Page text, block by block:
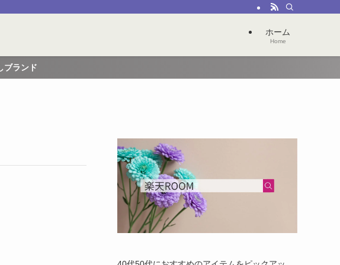
ホーム
Home
ブランド